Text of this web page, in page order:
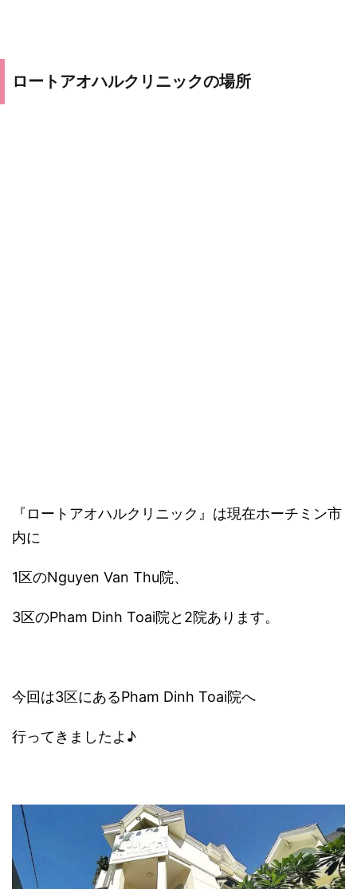
ロートアオハルクリニックの場所
『ロートアオハルクリニック』は現在ホーチミン市
内に
1区のNguyen Van Thu院、
3区のPham Dinh Toai院と2院あります。
今回は3区にあるPham Dinh Toai院へ
行ってきましたよ♪